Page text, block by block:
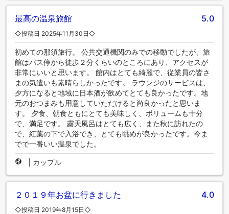
最高の温泉旅館 5.0
◇投稿日 2025年11月30日◇
初めての那須旅行。 公共交通機関のみでの移動でしたが、旅
館はバス停から徒歩２分くらいのところにあり、アクセスが
非常にいいと思います。 館内はとても綺麗で、従業員の皆さ
まの気遣いも素晴らしかったです。 ラウンジのサービスは、
夕方になると地域に日本酒が飲めてとても良かったです。地
元のおつまみも用意していただけると尚良かったと思いま
す。 夕食、朝食ともにとても美味しく、ボリュームも十分
で、満足です。 露天風呂はとても広く、また秋に訪れたの
で、紅葉の下で入浴でき、とても眺めが良かったです。今ま
でで一番いい温泉でした。
カップル
２０１９年お盆に行きました 4.0
◇投稿日 2019年8月15日◇